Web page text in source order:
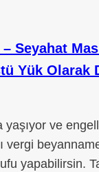
Seyahat
Yük Olarak
yaşıyor ve
vergi
yapabilirsin.